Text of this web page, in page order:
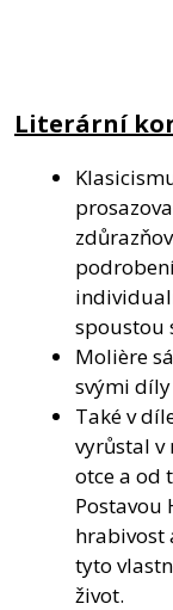
Literární
spoustou
Molière
svými
Také v
vyrůstal v
otce a od
Postavou
hrabivost
tyto
život.